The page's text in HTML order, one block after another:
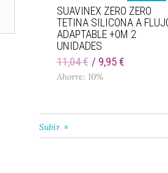
SUAVINEX ZERO ZERO
TETINA SILICONA A
ADAPTABLE +0M 2
UNIDADES
11,04 €
9,95 €
Ahorre: 10%
Subir